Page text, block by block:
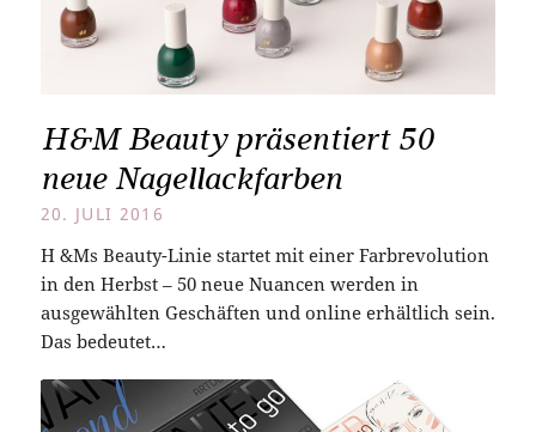
H&M Beauty präsentiert 50
neue Nagellackfarben
20. JULI 2016
H &Ms Beauty-Linie startet mit einer Farbrevolution
in den Herbst – 50 neue Nuancen werden in
ausgewählten Geschäften und online erhältlich sein.
Das bedeutet…